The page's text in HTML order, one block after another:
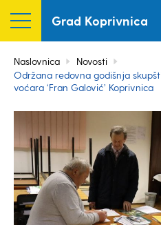
Grad Koprivnica
Naslovnica
Novosti
Održana redovna godišnja
voćara ‘Fran Galović’ Koprivnica